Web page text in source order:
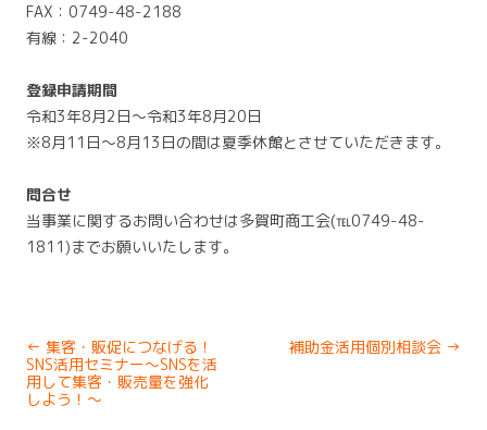
FAX：0749-48-2188
有線：2-2040
登録申請期間
令和3年8月2日～令和3年8月20日
※8月11日～8月13日の間は夏季休館とさせていただきます。
問合せ
当事業に関するお問い合わせは多賀町商工会(℡0749-48-
1811)までお願いいたします。
Post
navigation
← 集客・販促につなげる！
SNS活用セミナー～SNSを活
用して集客・販売量を強化
しよう！～
補助金活用個別相談会 →